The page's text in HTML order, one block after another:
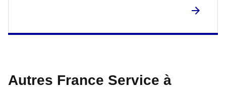
Autres France Service à